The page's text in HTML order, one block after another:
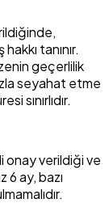
hakkı tanınır.
geçerlilik
seyahat etme
sınırlıdır.
onay verildiği ve
ay, bazı